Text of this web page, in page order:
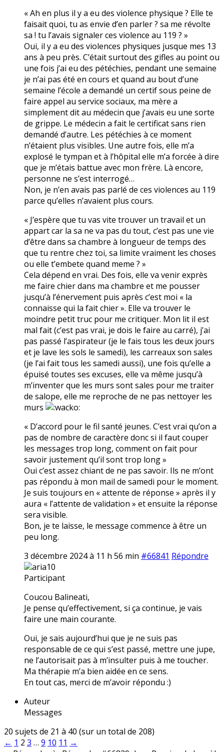
« Ah en plus il y a eu des violence physique ? Elle te
faisait quoi, tu as envie d’en parler ? sa me révolte
sa ! tu l’avais signaler ces violence au 119 ? »
Oui, il y a eu des violences physiques jusque mes 13
ans à peu près. C’était surtout des gifles au point ou
une fois j’ai eu des pétéchies, pendant une semaine
je n’ai pas été en cours et quand au bout d’une
semaine l’école a demandé un certif sous peine de
faire appel au service sociaux, ma mère a
simplement dit au médecin que j’avais eu une sorte
de grippe. Le médecin a fait le certificat sans rien
demandé d’autre. Les pétéchies à ce moment
n’étaient plus visibles. Une autre fois, elle m’a
explosé le tympan et à l’hôpital elle m’a forcée à dire
que je m’étais battue avec mon frère. Là encore,
personne ne s’est interrogé…
Non, je n’en avais pas parlé de ces violences au 119
parce qu’elles n’avaient plus cours.
« J’espère que tu vas vite trouver un travail et un
appart car la sa ne va pas du tout, c’est pas une vie
d’être dans sa chambre à longueur de temps des
que tu rentre chez toi, sa limite vraiment les choses
ou elle t’embete quand meme ? »
Cela dépend en vrai. Des fois, elle va venir exprès
me faire chier dans ma chambre et me pousser
jusqu’à l’énervement puis après c’est moi « la
connaisse qui la fait chier ». Elle va trouver le
moindre petit truc pour me critiquer. Mon lit il est
mal fait (c’est pas vrai, je dois le faire au carré), j’ai
pas passé l’aspirateur (je le fais tous les deux jours
et je lave les sols le samedi), les carreaux son sales
(je l’ai fait tous les samedi aussi), une fois qu’elle a
épuisé toutes ses excuses, elle va même jusqu’à
m’inventer que les murs sont sales pour me traiter
de salope, elle me reproche de ne pas nettoyer les
murs
« D’accord pour le fil santé jeunes. C’est vrai qu’on a
pas de nombre de caractère donc si il faut couper
les messages trop long, comment on fait pour
savoir justement qu’il sont trop long »
Oui c’est assez chiant de ne pas savoir. Ils ne m’ont
pas répondu à mon mail de samedi pour le moment.
Je suis toujours en « attente de réponse » après il y
aura « l’attente de validation » et ensuite la réponse
sera visible.
Bon, je te laisse, le message commence à être un
peu long.
3 décembre 2024 à 11 h 56 min #66841 Répondre
aria10
Participant
Coucou Balineati,
Je pense qu’effectivement, si ça continue, je vais
faire une main courante.
Oui, je sais aujourd’hui que je ne suis pas
responsable de ce qui s’est passé, mettre une jupe,
ne l’autorisait pas à m’insulter puis à me toucher.
Ma thérapie m’a bien aidée en ce sens.
En tout cas, merci de m’avoir répondu :)
Auteur
Messages
20 sujets de 21 à 40 (sur un total de 208)
← 1 2 3 … 9 10 11 →